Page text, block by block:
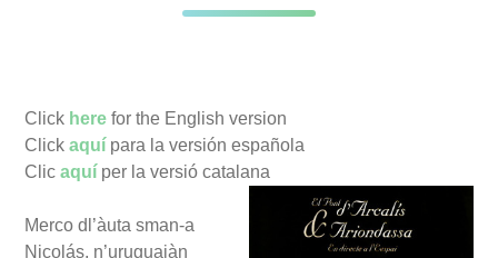
Click here for the English version
Clickaquí para la versión española
Clicaquí per la versió catalana
Merco dl’àuta sman-a
Nicolás, n’uruguaiàn